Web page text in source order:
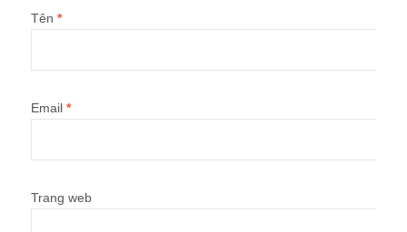
Tên *
Email *
Trang web